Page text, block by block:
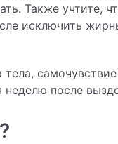
Также учтите,
исключить
неделю после